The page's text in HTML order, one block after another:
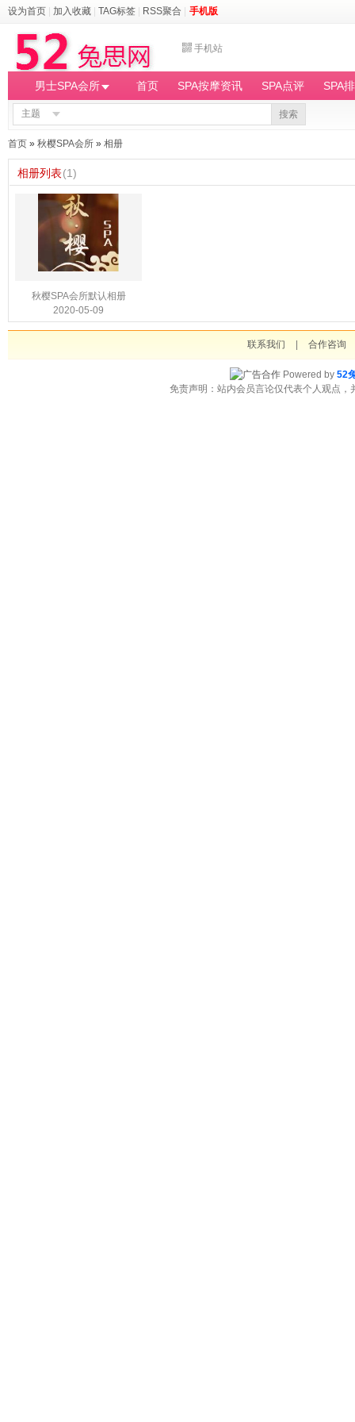
设为首页 加入收藏 TAG标签 RSS聚合 手机版
手机站
男士SPA会所 首页 SPA按摩资讯 SPA点评 SPA
主题 搜索
首页 » 秋樱SPA会所 » 相册
相册列表(1)
秋樱SPA会所默认相册
2020-05-09
联系我们 合作咨询
Powered by 52
免责声明：站内会员言论仅代表个人观点